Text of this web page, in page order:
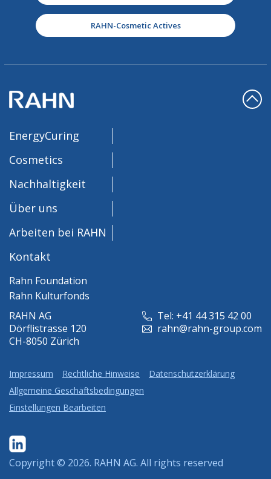
RAHN-Cosmetic Actives
RAHN AG
Dörflistrasse 120
CH-8050 Zürich
Tel: +41 44 315 42 00
rahn@rahn-group.com
EnergyCuring
Cosmetics
Nachhaltigkeit
Über uns
Arbeiten bei RAHN
Kontakt
Rahn Foundation
Rahn Kulturfonds
Impressum Rechtliche Hinweise
Datenschutzerklärung
Allgemeine Geschäftsbedingungen
Einstellungen Bearbeiten
Copyright © 2026. RAHN AG. All rights reserved